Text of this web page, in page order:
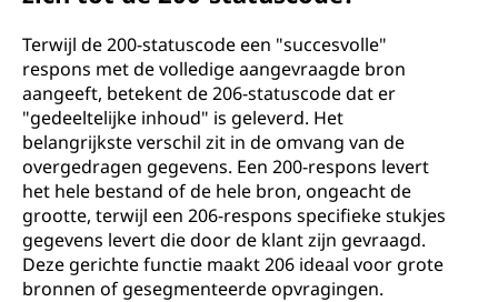
Terwijl de 200-statuscode een "succesvolle"
respons met de volledige aangevraagde bron
aangeeft, betekent de 206-statuscode dat er
"gedeeltelijke inhoud" is geleverd. Het
belangrijkste verschil zit in de omvang van de
overgedragen gegevens. Een 200-respons levert
het hele bestand of de hele bron, ongeacht de
grootte, terwijl een 206-respons specifieke stukjes
gegevens levert die door de klant zijn gevraagd.
Deze gerichte functie maakt 206 ideaal voor grote
bronnen of gesegmenteerde opvragingen.